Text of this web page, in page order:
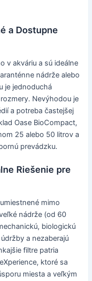
a Dostupne
v akváriu a sú ideálne
nádrže alebo
je jednoduchá
Nevýhodou je
a potreba častejšej
Oase BioCompact,
25 alebo 50 litrov a
prevádzku.
Riešenie pre
mimo
nádrže (od 60
biologickú
a nezaberajú
filtre patria
ktoré sa
miesta a veľkým